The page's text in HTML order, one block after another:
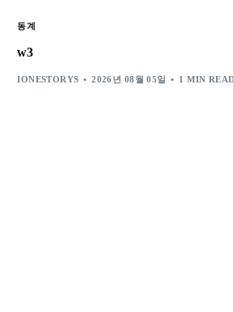
동계
w3
IONESTORYS 2026년 08월 05일 1 MIN